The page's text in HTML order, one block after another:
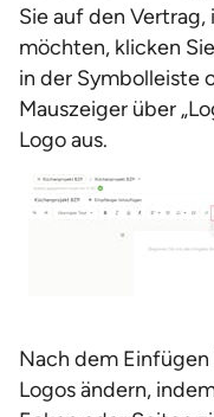
Sie auf den
möchten, klicken
in der Symbolleiste
Mauszeiger über
Logo aus.
Nach dem
Logos ändern,